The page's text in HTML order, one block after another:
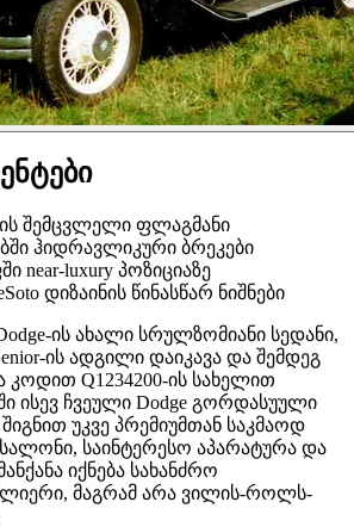
ის შემცვლელი ფლაგმანი
ჰიდრავლიკური ბრეკები
near-luxury პოზიციაზე
დიზაინის წინასწარ ნიშნები
ის ახალი სრულზომიანი სედანი,
ის ადგილი დაიკავა და შემდეგ
კოდით Q1234200-ის სახელით
ისევ ჩვეული Dodge გორდასუული
უკვე პრემიუმთან საკმაოდ
საინტერესო აპარატურა და
იქნება სახანძრო
მაგრამ არა ვილის-როლს-